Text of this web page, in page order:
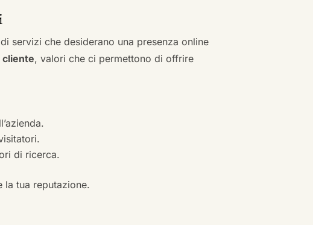
servizi che desiderano una presenza online
cliente, valori che ci permettono di offrire
di ricerca.
la tua reputazione.